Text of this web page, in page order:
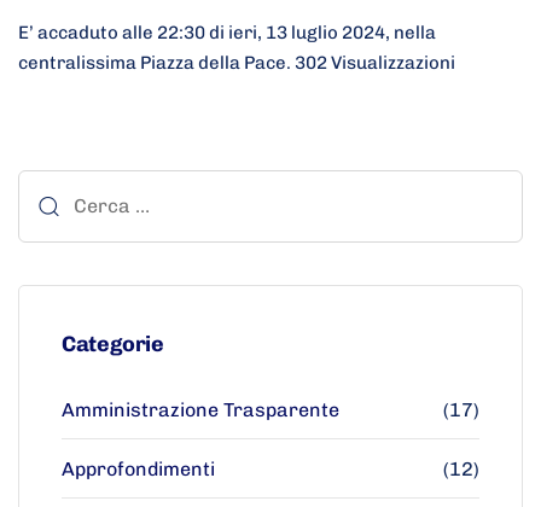
E’ accaduto alle 22:30 di ieri, 13 luglio 2024, nella
centralissima Piazza della Pace. 302 Visualizzazioni
Categorie
Amministrazione Trasparente (17)
Approfondimenti (12)